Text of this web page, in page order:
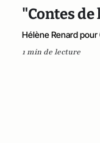
"Contes
Hélène Renard
1 min de lecture